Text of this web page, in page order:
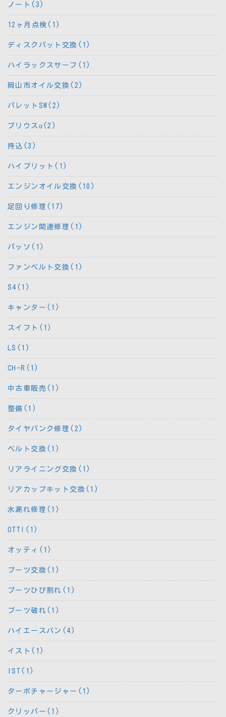
ノート(3)
12ヶ月点検(1)
ディスクパット交換(1)
ハイラックスサーフ(1)
岡山市オイル交換(2)
パレットSW(2)
プリウスα(2)
持込(3)
ハイブリット(1)
エンジンオイル交換(10)
足回り修理(17)
エンジン関連修理(1)
パッソ(1)
ファンベルト交換(1)
S4(1)
キャンター(1)
スイフト(1)
LS(1)
CH-R(1)
中古車販売(1)
整備(1)
タイヤパンク修理(2)
ベルト交換(1)
リアライニング交換(1)
リアカップキット交換(1)
水漏れ修理(1)
OTTI(1)
オッティ(1)
ブーツ交換(1)
ブーツひび割れ(1)
ブーツ破れ(1)
ハイエースバン(4)
イスト(1)
IST(1)
ターボチャージャー(1)
クリッパー(1)